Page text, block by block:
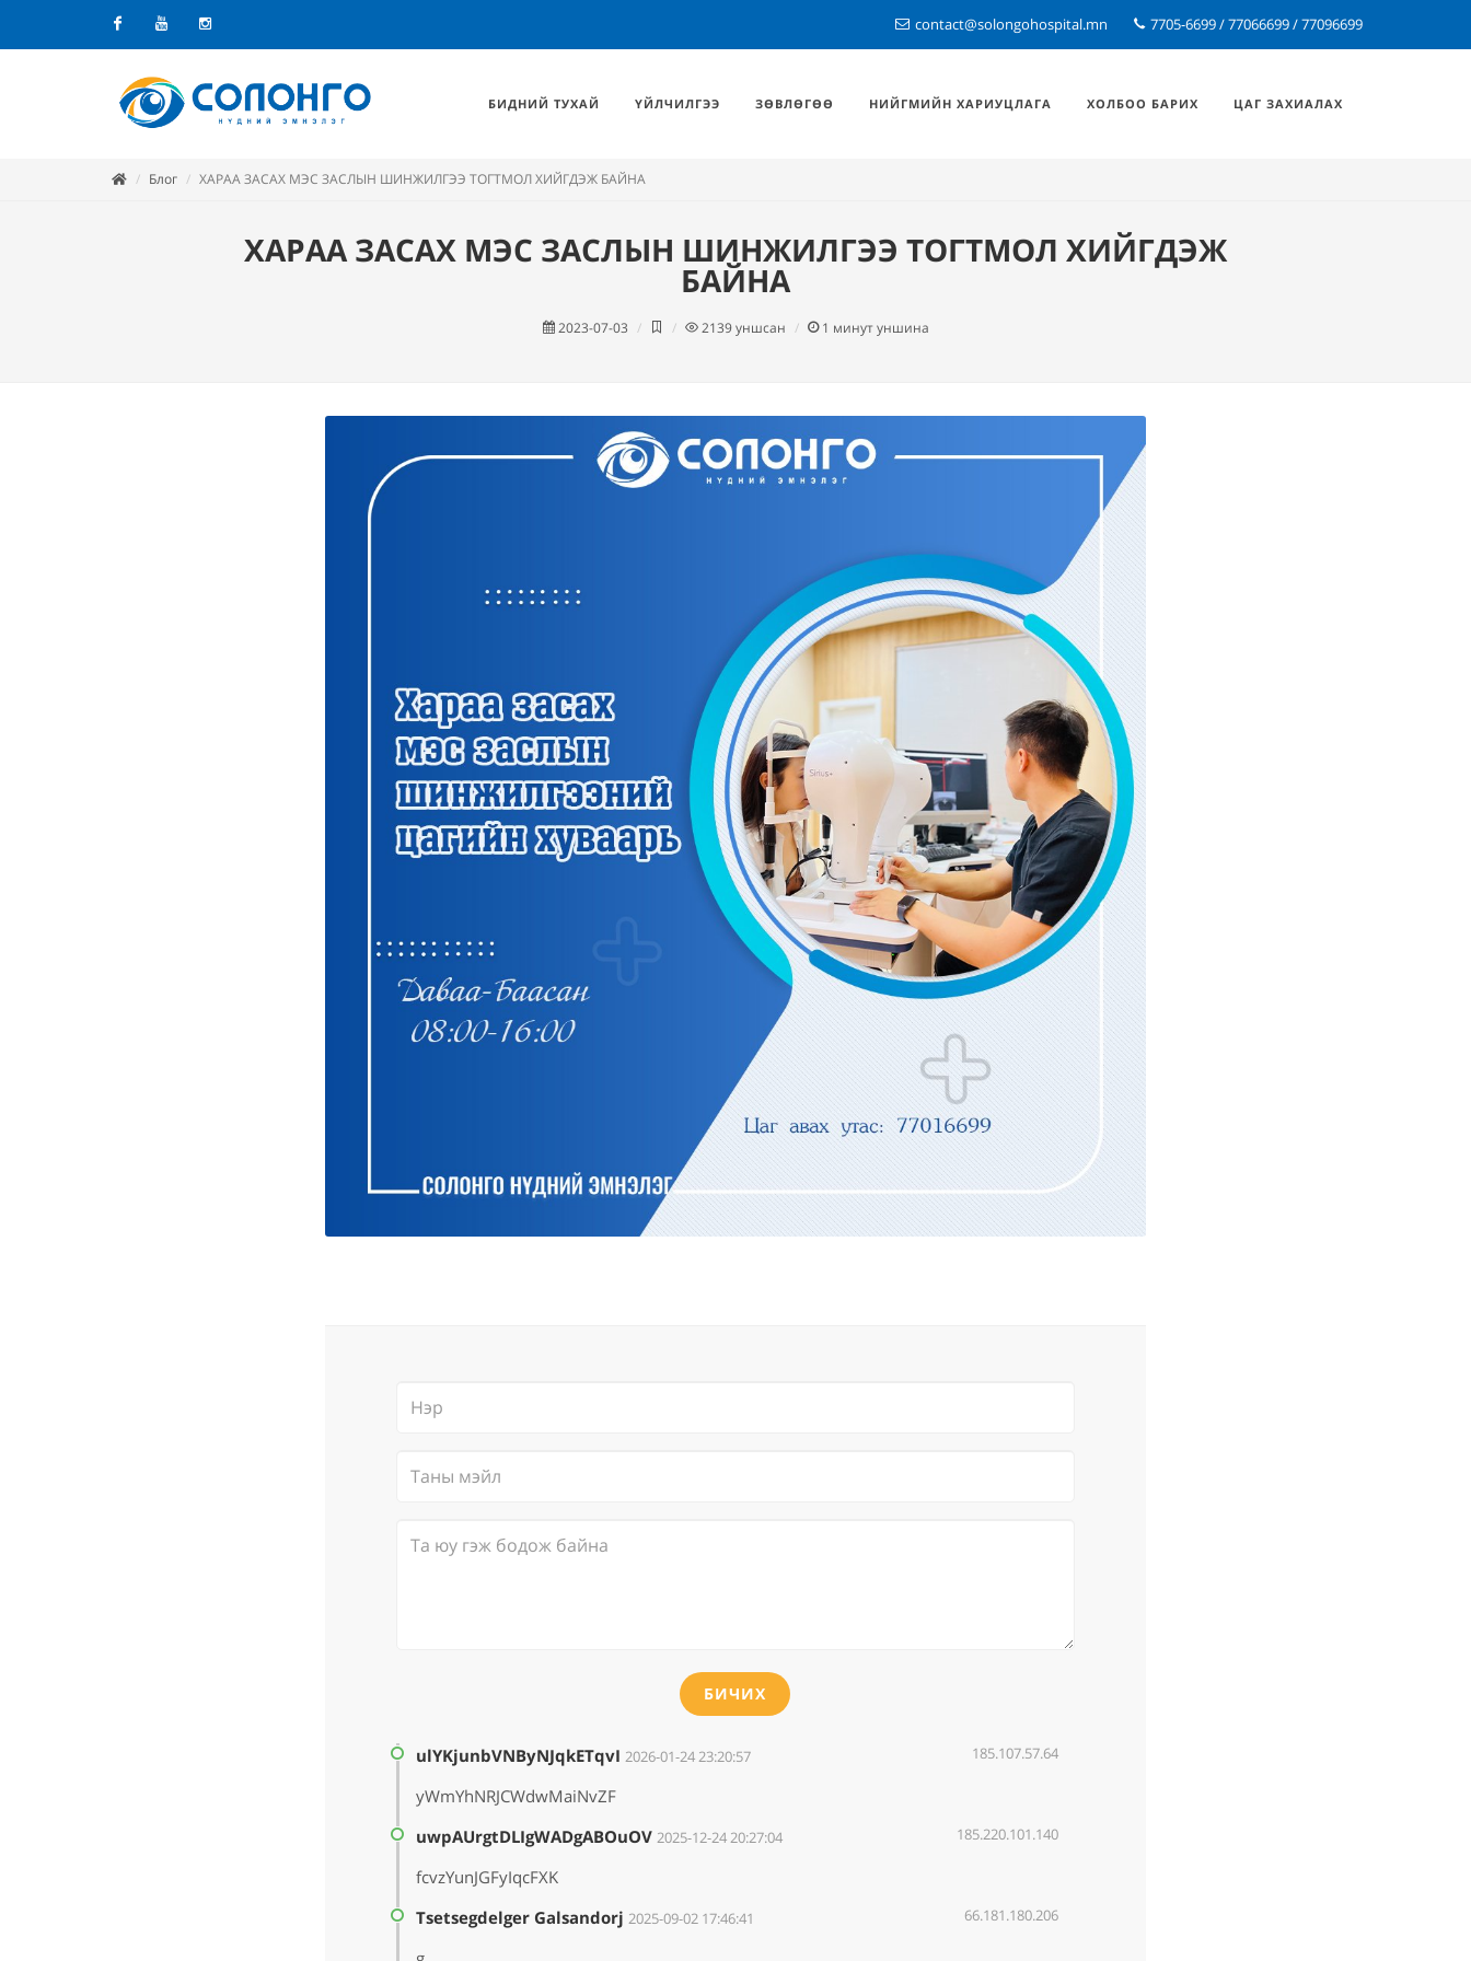
FacebookYoutube
contact@solongohospital.mn 7705-6699 / 77066699 / 77096699
БИДНИЙ ТУХАЙ ҮЙЛЧИЛГЭЭ ЗӨВЛӨГӨӨ НИЙГМИЙН ХАРИУЦЛАГА ХОЛБОО БАРИХ ЦАГ ЗАХИАЛАХ
Блог ХАРАА ЗАСАХ МЭС ЗАСЛЫН ШИНЖИЛГЭЭ ТОГТМОЛ ХИЙГДЭЖ БАЙНА
ХАРАА ЗАСАХ МЭС ЗАСЛЫН ШИНЖИЛГЭЭ ТОГТМОЛ ХИЙГДЭЖ
БАЙНА
2023-07-03 2139уншсан 1 минут уншина
БИЧИХ
ulYKjunbVNByNJqkETqvI 2026-01-24 23:20:57 185.107.57.64
yWmYhNRJCWdwMaiNvZF
uwpAUrgtDLIgWADgABOuOV 2025-12-24 20:27:04 185.220.101.140
fcvzYunJGFyIqcFXK
Tsetsegdelger Galsandorj 2025-09-02 17:46:41 66.181.180.206